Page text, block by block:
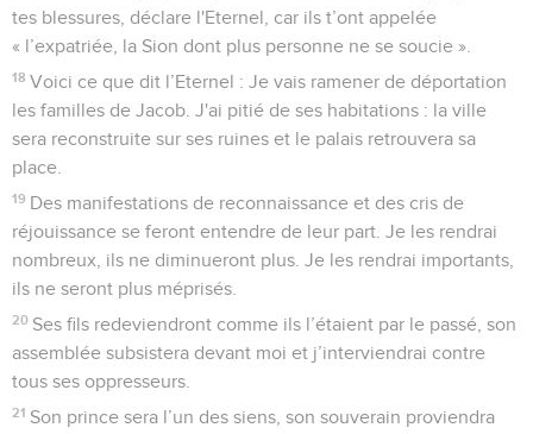
tes blessures, déclare l'Eternel, car ils t’ont appelée
« l’expatriée, la Sion dont plus personne ne se soucie ».
18 Voici ce que dit l’Eternel : Je vais ramener de déportation
les familles de Jacob. J'ai pitié de ses habitations : la ville
sera reconstruite sur ses ruines et le palais retrouvera sa
place.
19 Des manifestations de reconnaissance et des cris de
réjouissance se feront entendre de leur part. Je les rendrai
nombreux, ils ne diminueront plus. Je les rendrai importants,
ils ne seront plus méprisés.
20 Ses fils redeviendront comme ils l’étaient par le passé, son
assemblée subsistera devant moi et j’interviendrai contre
tous ses oppresseurs.
21 Son prince sera l’un des siens, son souverain proviendra